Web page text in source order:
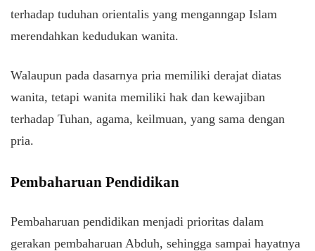
terhadap tuduhan orientalis yang menganngap Islam
merendahkan kedudukan wanita.
Walaupun pada dasarnya pria memiliki derajat diatas
wanita, tetapi wanita memiliki hak dan kewajiban
terhadap Tuhan, agama, keilmuan, yang sama dengan
pria.
Pembaharuan Pendidikan
Pembaharuan pendidikan menjadi prioritas dalam
gerakan pembaharuan Abduh, sehingga sampai hayatnya